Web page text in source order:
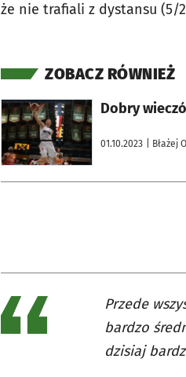
że nie trafiali z dystansu (5/
ZOBACZ RÓWNIEŻ
Dobry
01.10.2023 | Błażej
otworzy się w nowej karcie
Przede
bardzo
dzisiaj